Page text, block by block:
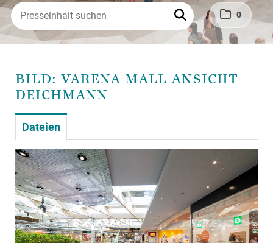
0
BILD: VARENA MALL ANSICHT
DEICHMANN
Dateien